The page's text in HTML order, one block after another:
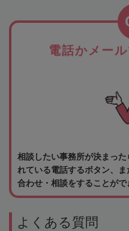
電話かメー
相談したい事務所が決まっ
れている電話するボタン、
合わせ・相談をすることがで
よくある質問